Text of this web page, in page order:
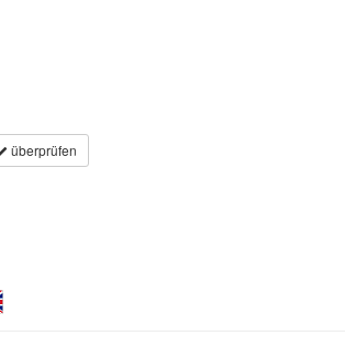
überprüfen